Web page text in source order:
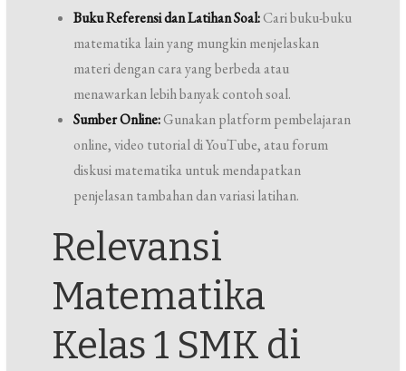
Buku Referensi dan Latihan Soal:Cari buku-buku
matematika lain yang mungkin menjelaskan
materi dengan cara yang berbeda atau
menawarkan lebih banyak contoh soal.
Sumber Online:Gunakan platform pembelajaran
online, video tutorial di YouTube, atau forum
diskusi matematika untuk mendapatkan
penjelasan tambahan dan variasi latihan.
Relevansi
Matematika
Kelas 1 SMK di